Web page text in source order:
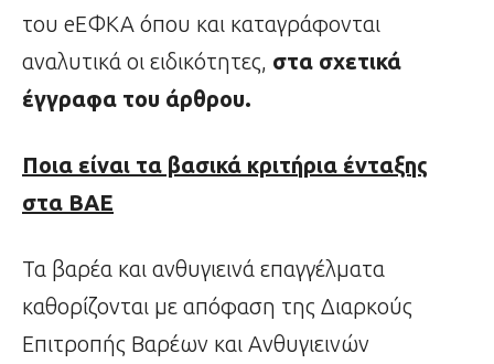
του eΕΦΚΑ όπου και καταγράφονται
αναλυτικά οι ειδικότητες, στα σχετικά
έγγραφα του άρθρου.
Ποια είναι τα βασικά κριτήρια ένταξης
στα ΒΑΕ
Τα βαρέα και ανθυγιεινά επαγγέλματα
καθορίζονται με απόφαση της Διαρκούς
Επιτροπής Βαρέων και Ανθυγιεινών